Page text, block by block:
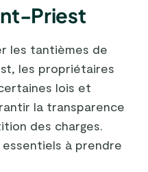
Priest
les tantièmes de
les propriétaires
lois et
la transparence
des charges.
à prendre